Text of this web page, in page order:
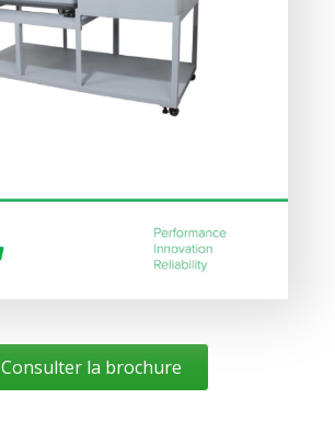
Consulter la brochure